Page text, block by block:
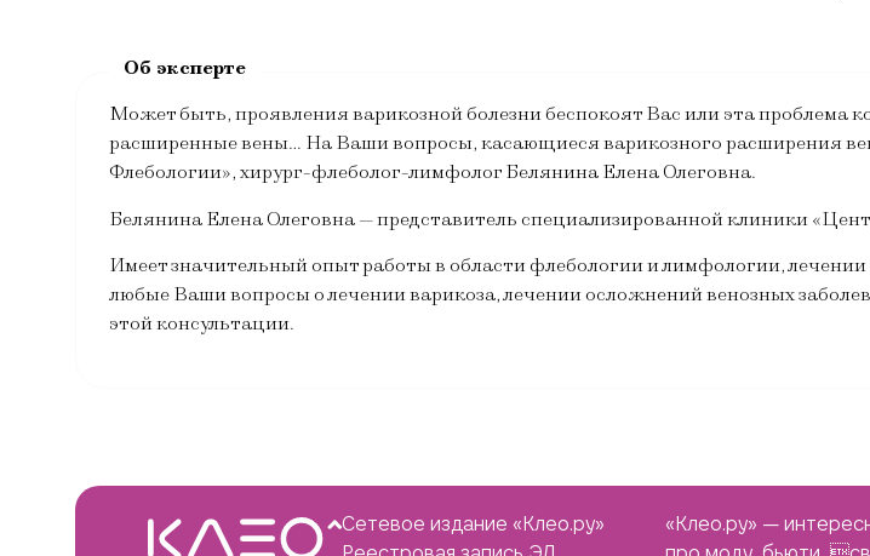
Может быть, проявления варикозной болезни беспокоят Вас или эта проблема
расширенные вены… На Ваши вопросы, касающиеся варикозного расширения
Флебологии», хирург-флеболог-лимфолог Белянина Елена Олеговна.
Белянина Елена Олеговна — представитель специализированной клиники
Имеет значительный опыт работы в области флебологии и лимфологии,
любые Ваши вопросы о лечении варикоза, лечении осложнений венозных
этой консультации.
Сетевое издание «Клео.ру»
«Клео.ру» —